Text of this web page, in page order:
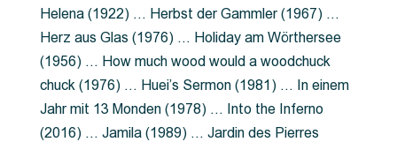
Helena (1922) … Herbst der Gammler (1967) …
Herz aus Glas (1976) … Holiday am Wörthersee
(1956) … How much wood would a woodchuck
chuck (1976) … Huei’s Sermon (1981) … In einem
Jahr mit 13 Monden (1978) … Into the Inferno
(2016) … Jamila (1989) … Jardin des Pierres